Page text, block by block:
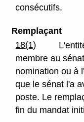
consécutifs.
Remplaçant
18(1)
membre au
nomination ou à
que le sénat l'a
poste. Le
fin du mandat